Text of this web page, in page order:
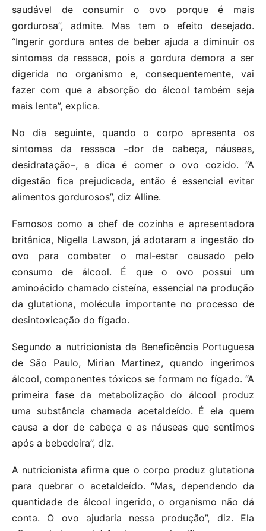
saudável de consumir o ovo porque é mais
gordurosa”, admite. Mas tem o efeito desejado.
“Ingerir gordura antes de beber ajuda a diminuir os
sintomas da ressaca, pois a gordura demora a ser
digerida no organismo e, consequentemente, vai
fazer com que a absorção do álcool também seja
mais lenta”, explica.
No dia seguinte, quando o corpo apresenta os
sintomas da ressaca –dor de cabeça, náuseas,
desidratação–, a dica é comer o ovo cozido. “A
digestão fica prejudicada, então é essencial evitar
alimentos gordurosos”, diz Alline.
Famosos como a chef de cozinha e apresentadora
britânica, Nigella Lawson, já adotaram a ingestão do
ovo para combater o mal-estar causado pelo
consumo de álcool. É que o ovo possui um
aminoácido chamado cisteína, essencial na produção
da glutationa, molécula importante no processo de
desintoxicação do fígado.
Segundo a nutricionista da Beneficência Portuguesa
de São Paulo, Mirian Martinez, quando ingerimos
álcool, componentes tóxicos se formam no fígado. “A
primeira fase da metabolização do álcool produz
uma substância chamada acetaldeído. É ela quem
causa a dor de cabeça e as náuseas que sentimos
após a bebedeira”, diz.
A nutricionista afirma que o corpo produz glutationa
para quebrar o acetaldeído. “Mas, dependendo da
quantidade de álcool ingerido, o organismo não dá
conta. O ovo ajudaria nessa produção”, diz. Ela